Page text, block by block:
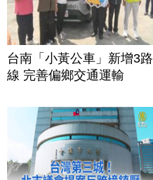
台南「小黃公車」新增3路
線 完善偏鄉交通運輸